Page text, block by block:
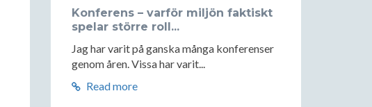
Konferens – varför miljön faktiskt
spelar större roll...
Jag har varit på ganska många konferenser
genom åren. Vissa har varit...
Read more